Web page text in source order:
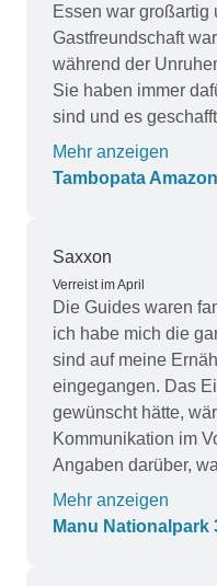
Essen war großartig
Gastfreundschaft
während der
Sie haben immer
sind und es
Flughafen zu bringen.
Mehr anzeigen
Tambopata
Saxxon
Verreist im April
Die Guides waren
ich habe mich die
sind auf meine
eingegangen. Das
gewünscht hätte,
Kommunikation im
Angaben darüber,
(Baumwollkleidung,
ein längerer
Mehr anzeigen
Manu Nationalpark